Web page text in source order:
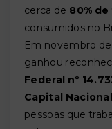
cerca de 80%
consumidos no
Em novembro
ganhou
Federal nº
Capital
pessoas que